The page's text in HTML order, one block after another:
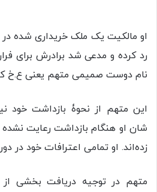
او مالکیت یک ملک خریداری شده
رد کرده و مدعی شد برادرش برای
نام دوست صمیمی متهم یعنی ع.خ
این متهم از نحوۀ بازداشت خود
شان او هنگام بازداشت رعایت نشده
زده‌اند. او تمامی اعترافات خود در
متهم در توجیه دریافت بخشی از